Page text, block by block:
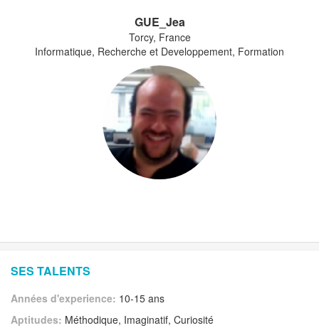
GUE_Jea
Torcy, France
Informatique, Recherche et Developpement, Formation
SES TALENTS
Années d'experience: 10-15 ans
Aptitudes: Méthodique, Imaginatif, Curiosité